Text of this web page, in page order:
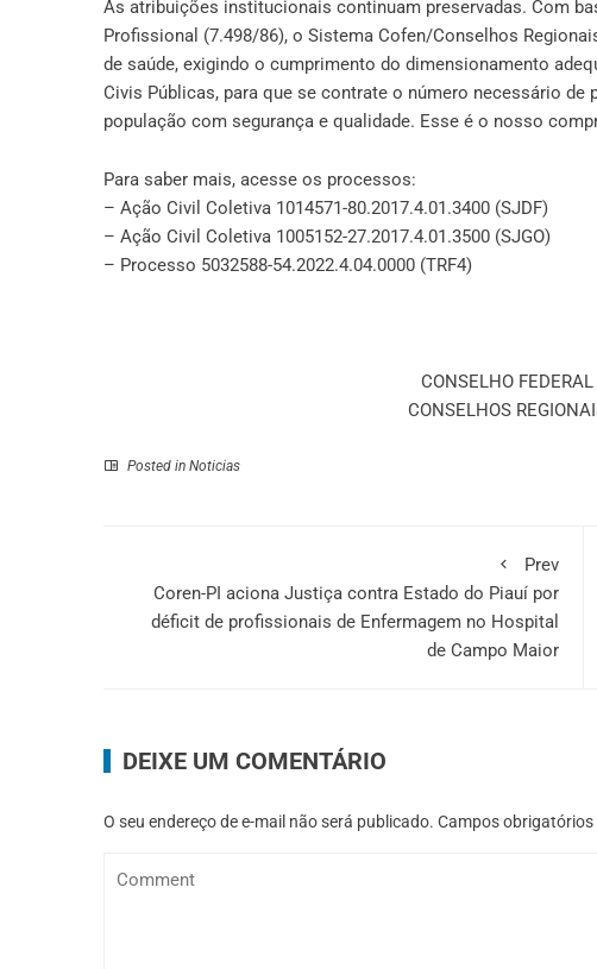
As atribuições institucionais continuam preservadas. Com
Profissional (7.498/86), o Sistema Cofen/Conselhos
de saúde, exigindo o cumprimento do dimensionamento
Civis Públicas, para que se contrate o número necessário
população com segurança e qualidade. Esse é o nosso
Para saber mais, acesse os processos:
– Ação Civil Coletiva 1014571-80.2017.4.01.3400 (SJDF)
– Ação Civil Coletiva 1005152-27.2017.4.01.3500 (SJGO)
– Processo 5032588-54.2022.4.04.0000 (TRF4)
CONSELHO
CONSELHOS
Posted in Noticias
Prev
Coren-PI aciona Justiça contra Estado do Piauí por
déficit de profissionais de Enfermagem no Hospital
de Campo Maior
DEIXE UM COMENTÁRIO
O seu endereço de e-mail não será publicado. Campos